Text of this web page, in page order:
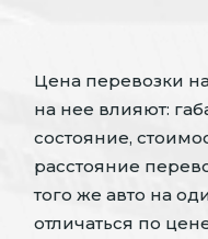
Цена перевозки
на нее влияют:
состояние,
расстояние
того же авто на
отличаться по